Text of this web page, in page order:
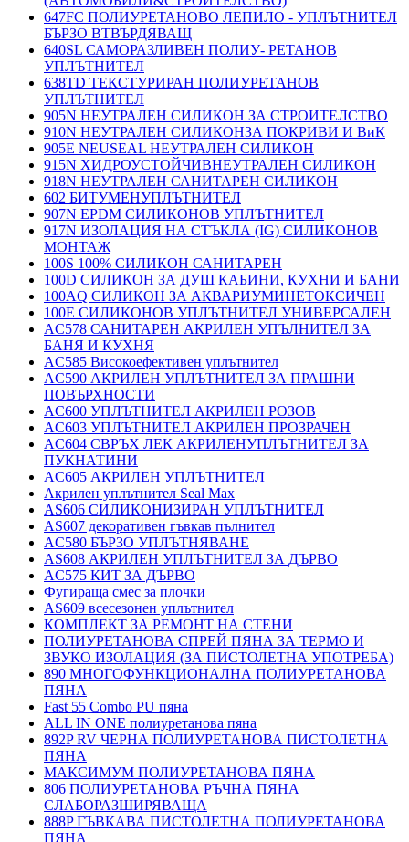
647FC ПОЛИУРЕТАНОВО ЛЕПИЛО - УПЛЪТНИТЕЛ
БЪРЗО ВТВЪРДЯВАЩ
640SL САМОРАЗЛИВЕН ПОЛИУ- РЕТАНОВ
УПЛЪТНИТЕЛ
638TD ТЕКСТУРИРАН ПОЛИУРЕТАНОВ
УПЛЪТНИТЕЛ
905N НЕУТРАЛЕН СИЛИКОН ЗА СТРОИТЕЛСТВО
910N НЕУТРАЛЕН СИЛИКОНЗА ПОКРИВИ И ВиК
905E NEUSEAL НЕУТРАЛЕН СИЛИКОН
915N ХИДРОУСТОЙЧИВНЕУТРАЛЕН СИЛИКОН
918N НЕУТРАЛЕН САНИТАРЕН СИЛИКОН
602 БИТУМЕНУПЛЪТНИТЕЛ
907N EPDM СИЛИКОНОВ УПЛЪТНИТЕЛ
917N ИЗОЛАЦИЯ НА СТЪКЛА (IG) СИЛИКОНОВ
МОНТАЖ
100S 100% СИЛИКОН САНИТАРЕН
100D СИЛИКОН ЗА ДУШ КАБИНИ, КУХНИ И БАНИ
100AQ СИЛИКОН ЗА АКВАРИУМИНЕТОКСИЧЕН
100E СИЛИКОНОВ УПЛЪТНИТЕЛ УНИВЕРСАЛЕН
AC578 САНИТАРЕН АКРИЛЕН УПЪЛНИТЕЛ ЗА
БАНЯ И КУХНЯ
AC585 Високоефективен уплътнител
AC590 АКРИЛЕН УПЛЪТНИТЕЛ ЗА ПРАШНИ
ПОВЪРХНОСТИ
AC600 УПЛЪТНИТЕЛ АКРИЛЕН РОЗОВ
AC603 УПЛЪТНИТЕЛ АКРИЛЕН ПРОЗРАЧЕН
AC604 СВРЪХ ЛЕК АКРИЛЕНУПЛЪТНИТЕЛ ЗА
ПУКНАТИНИ
AC605 АКРИЛЕН УПЛЪТНИТЕЛ
Акрилен уплътнител Seal Max
AS606 СИЛИКОНИЗИРАН УПЛЪТНИТЕЛ
AS607 декоративен гъвкав пълнител
AC580 БЪРЗО УПЛЪТНЯВАНЕ
AS608 АКРИЛЕН УПЛЪТНИТЕЛ ЗА ДЪРВО
AC575 КИТ ЗА ДЪРВО
Фугираща смес за плочки
AS609 всесезонен уплътнител
КОМПЛЕКТ ЗА РЕМОНТ НА СТЕНИ
ПОЛИУРЕТАНОВА СПРЕЙ ПЯНА ЗА ТЕРМО И
ЗВУКО ИЗОЛАЦИЯ (ЗА ПИСТОЛЕТНА УПОТРЕБА)
890 МНОГОФУНКЦИОНАЛНА ПОЛИУРЕТАНОВА
ПЯНА
Fast 55 Combo PU пяна
ALL IN ONE полиуретанова пяна
892P RV ЧЕРНА ПОЛИУРЕТАНОВА ПИСТОЛЕТНА
ПЯНА
МАКСИМУМ ПОЛИУРЕТАНОВА ПЯНА
806 ПОЛИУРЕТАНОВА РЪЧНА ПЯНА
СЛАБОРАЗШИРЯВАЩА
888P ГЪВКАВА ПИСТОЛЕТНА ПОЛИУРЕТАНОВА
ПЯНА